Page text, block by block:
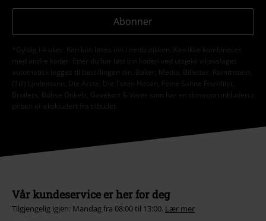
Abonner
*Gyldig i 4 uker. Kan kun løses inn i nettbutikken. Kan ikke kombineres
med andre koder. Etter du har løst inn koden ved utsjekk vil avslaget
automatisk legges til bestillingen din. Bøker, Media, Billetter, Rammstein,
(Till) Lindemann, Die Ärzte, Die Toten Hosen, Feine Sahne Fischfilet,
Broilers, Böhse Onkelz, Gavekort & Varer som har en donasjon inkludert i
prisen er ekskludert fra tilbudet.
Vår kundeservice er her for deg
Tilgjengelig igjen: Mandag fra 08:00 til 13:00. Lær mer